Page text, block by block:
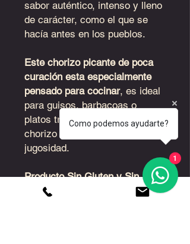
sabor auténtico, intenso y lleno
de carácter, como el que se
hacía antes en los pueblos.
Este chorizo picante de poca
curación esta especialmente
pensado para cocinar, es ideal
para guisos, barbacoas o
platos tradicionales donde el
chorizo aporta todo su sabor y
jugosidad.
Producto Sin Gluten y Sin
Lactosa.
Como podemos ayudarte?
1